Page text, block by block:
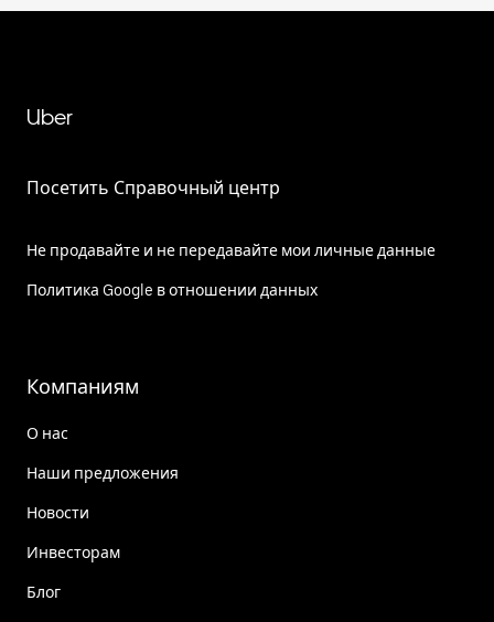
Uber
Посетить Справочный центр
Не продавайте и не передавайте мои личные данные
Политика Google в отношении данных
Компаниям
О нас
Наши предложения
Новости
Инвесторам
Блог